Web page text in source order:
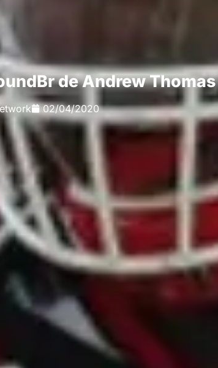
de Andrew Thomas
02/04/2020